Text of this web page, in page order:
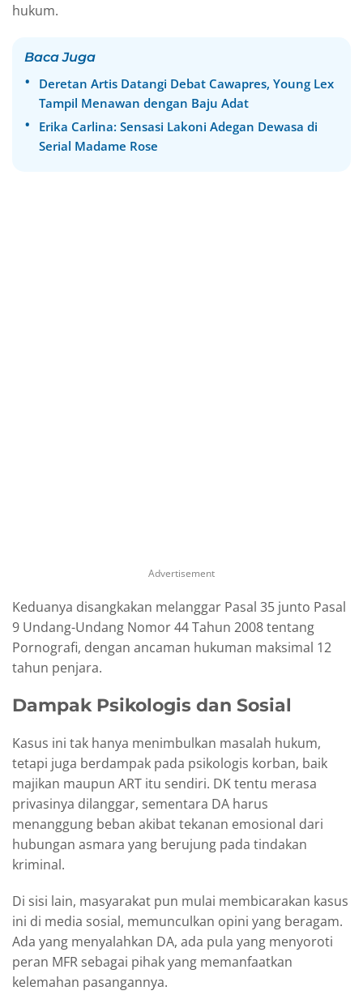
hukum.
Baca Juga
Deretan Artis Datangi Debat Cawapres, Young Lex
Tampil Menawan dengan Baju Adat
Erika Carlina: Sensasi Lakoni Adegan Dewasa di
Serial Madame Rose
Advertisement
Keduanya disangkakan melanggar Pasal 35 junto Pasal
9 Undang-Undang Nomor 44 Tahun 2008 tentang
Pornografi, dengan ancaman hukuman maksimal 12
tahun penjara.
Dampak Psikologis dan Sosial
Kasus ini tak hanya menimbulkan masalah hukum,
tetapi juga berdampak pada psikologis korban, baik
majikan maupun ART itu sendiri. DK tentu merasa
privasinya dilanggar, sementara DA harus
menanggung beban akibat tekanan emosional dari
hubungan asmara yang berujung pada tindakan
kriminal.
Di sisi lain, masyarakat pun mulai membicarakan kasus
ini di media sosial, memunculkan opini yang beragam.
Ada yang menyalahkan DA, ada pula yang menyoroti
peran MFR sebagai pihak yang memanfaatkan
kelemahan pasangannya.